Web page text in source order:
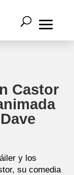
Castor
y los
su comedia